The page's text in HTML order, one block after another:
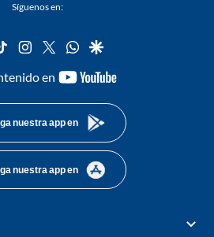
Síguenos en:
tiktok instagram
twitterwhatsapp
google
en
youtube-
nuestra app en
nuestra app en